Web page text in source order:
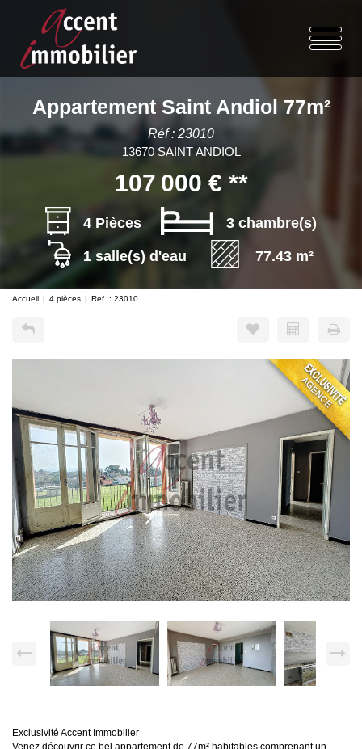
Appartement Saint Andiol 77m²
Réf : 23010
13670 SAINT ANDIOL
107 000 € **
4 Pièces 3 chambre(s)
1 salle(s) d'eau 77.43 m²
Accueil 4 pièces Ref. : 23010
Exclusivité Accent Immobilier